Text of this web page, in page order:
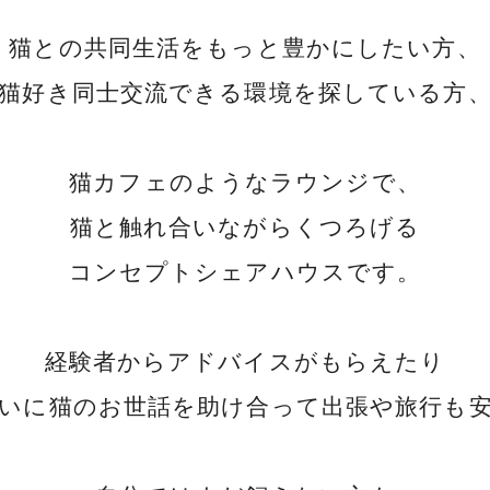
猫との共同生活をもっと豊かにしたい方、
好き同士交流できる環境を探している方、
猫カフェのようなラウンジで、
猫と触れ合いながらくつろげる
コンセプトシェアハウスです。
経験者からアドバイスがもらえたり
に猫のお世話を助け合って出張や旅行も安